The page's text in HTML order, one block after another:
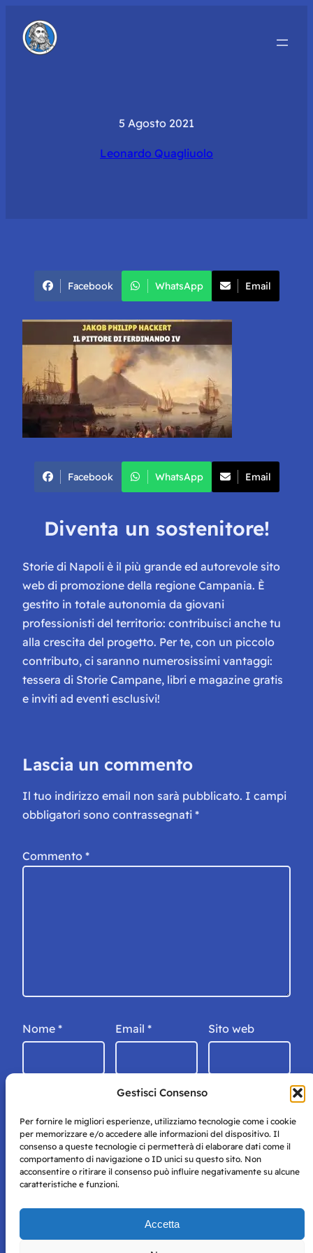
Gestisci Consenso
Per fornire le migliori esperienze, utilizziamo tecnologie come i cookie
per memorizzare e/o accedere alle informazioni del dispositivo. Il
consenso a queste tecnologie ci permetterà di elaborare dati come il
comportamento di navigazione o ID unici su questo sito. Non
acconsentire o ritirare il consenso può influire negativamente su alcune
caratteristiche e funzioni.
Accetta
5 Agosto 2021
Leonardo Quagliuolo
Facebook WhatsApp Email
Facebook WhatsApp Email
Diventa un sostenitore!
Storie di Napoli è il più grande ed autorevole sito
web di promozione della regione Campania. È
gestito in totale autonomia da giovani
professionisti del territorio: contribuisci anche tu
alla crescita del progetto. Per te, con un piccolo
contributo, ci saranno numerosissimi vantaggi:
tessera di Storie Campane, libri e magazine gratis
e inviti ad eventi esclusivi!
Lascia un commento
Il tuo indirizzo email non sarà pubblicato. I campi
obbligatori sono contrassegnati *
Commento *
Nome * Email * Sito web
Storie di Napoli è una testata registrata presso il tribunale di